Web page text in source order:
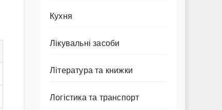
Кухня
Лікувальні засоби
Література та книжки
Логістика та транспорт